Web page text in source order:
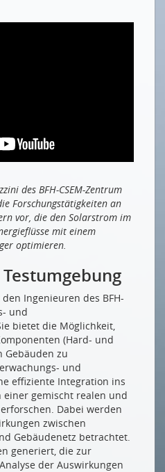
des BFH-CSEM-Zentrum
Forschungstätigkeiten an
vor, die den Solarstrom im
mit einem
optimieren.
Ingenieuren des BFH-
und
bietet die Möglichkeit,
(Hard- und
Gebäuden zu
und
effiziente Integration ins
gemischt realen und
Dabei werden
zwischen
Gebäudenetz betrachtet.
generiert, die zur
der Auswirkungen